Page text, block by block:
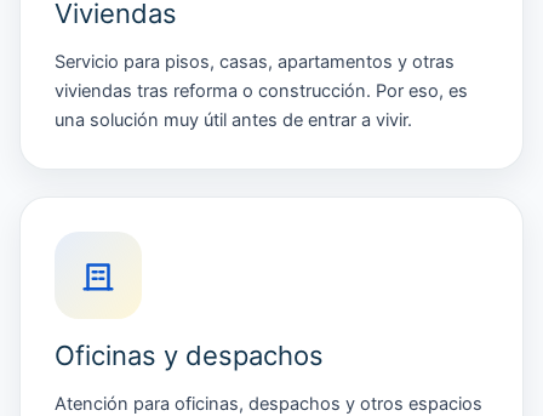
Viviendas
Servicio para pisos, casas, apartamentos y otras
viviendas tras reforma o construcción. Por eso, es
una solución muy útil antes de entrar a vivir.
Oficinas y despachos
Atención para oficinas, despachos y otros espacios